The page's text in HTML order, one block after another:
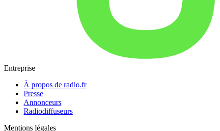
Entreprise
À propos de radio.fr
Presse
Annonceurs
Radiodiffuseurs
Mentions légales